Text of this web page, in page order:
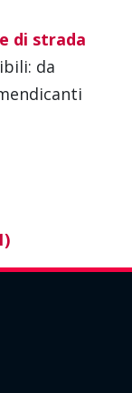
di strada
da